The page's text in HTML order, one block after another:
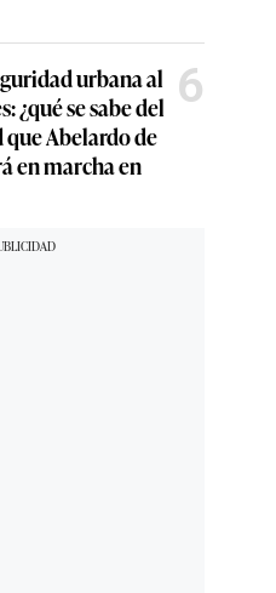
urbana al
¿qué se sabe del
Abelardo de
en marcha en
6